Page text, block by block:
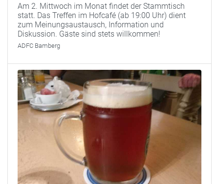
Am 2. Mittwoch im Monat findet der Stammtisch
statt. Das Treffen im Hofcafé (ab 19:00 Uhr) dient
zum Meinungsaustausch, Information und
Diskussion. Gäste sind stets willkommen!
ADFC Bamberg